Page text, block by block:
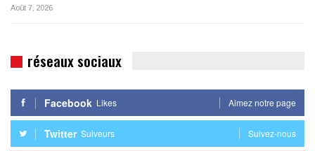
Août 7, 2026
réseaux sociaux
Facebook Likes Aimez notre page
Twitter Suiveurs Suivez-nous